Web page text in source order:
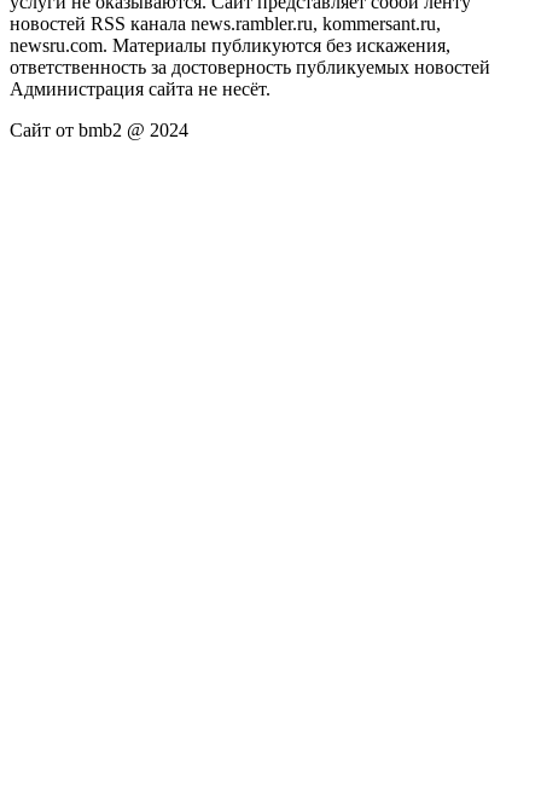
новостей RSS канала news.rambler.ru, kommersant.ru,
newsru.com. Материалы публикуются без искажения,
ответственность за достоверность публикуемых новостей
Администрация сайта не несёт.
Сайт от bmb2 @ 2024